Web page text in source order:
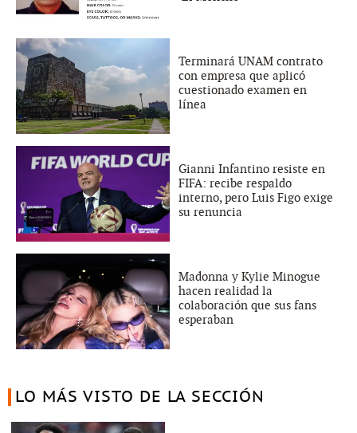
Terminará UNAM contrato
con empresa que aplicó
cuestionado examen en
línea
Gianni Infantino resiste en
FIFA: recibe respaldo
interno, pero Luis Figo exige
su renuncia
Madonna y Kylie Minogue
hacen realidad la
colaboración que sus fans
esperaban
LO MÁS VISTO DE LA SECCIÓN